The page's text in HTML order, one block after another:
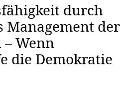
durch
Management der
Wenn
die Demokratie